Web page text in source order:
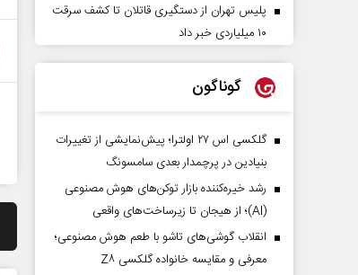
پلیس تهران از دستگیری قاتلان تا کشف سرقت
۱۰ میلیاردی خبر داد
گوناگون
گلکسی اس ۲۷ اولترا؛ پیش‌نمایشی از تغییرات
بنیادین در پرچمدار بعدی سامسونگ
رشد خیره‌کننده بازار توکن‌های هوش مصنوعی
(AI)؛ از هیجان تا زیرساخت‌های واقعی
انقلاب گوشی‌های تاشو‌ با طعم هوش مصنوعی؛
معرفی و مقایسه خانواده گلکسی Z۸